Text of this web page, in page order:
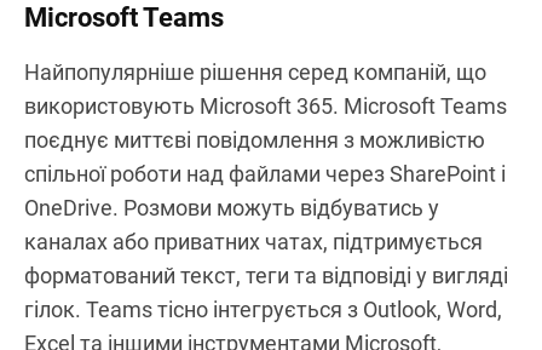
Asana до свого робочого процесу. Такі функції,
по історії, роблять Slack улюбленим вибором
для динамічних команд. Платформа підтримує
як приватне, так і групове спілкування, а також
«huddles» — швидкі аудіо- або відеозустрічі.
Вартість Pro-плану стартує з $7.25/місяць.
Microsoft Teams
Найпопулярніше рішення серед компаній, що